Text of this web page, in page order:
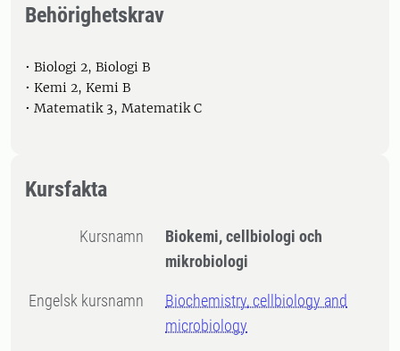
Behörighetskrav
• Biologi 2, Biologi B
• Kemi 2, Kemi B
• Matematik 3, Matematik C
Kursfakta
Kursnamn
Biokemi, cellbiologi och
mikrobiologi
Engelsk kursnamn
Biochemistry, cellbiology and
microbiology